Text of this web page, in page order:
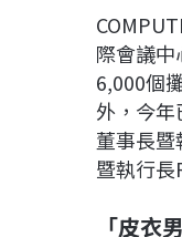
際會議
6,000個
外，今
董事長
暨執行
「皮衣